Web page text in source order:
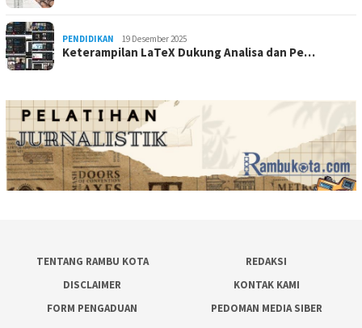
PENDIDIKAN 19 Desember 2025
Keterampilan LaTeX Dukung Analisa dan Pe…
TENTANG RAMBU KOTA
REDAKSI
DISCLAIMER
KONTAK KAMI
FORM PENGADUAN
PEDOMAN MEDIA SIBER